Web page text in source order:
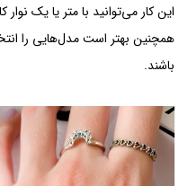
این کار می‌توانید با متر یا یک
همچنین بهتر است مدل‌هایی را
باشند.